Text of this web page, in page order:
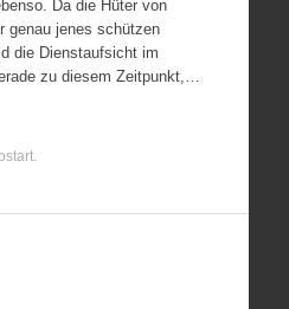
Da die Hüter von
genau jenes schützen
die Dienstaufsicht im
zu diesem Zeitpunkt,…
.